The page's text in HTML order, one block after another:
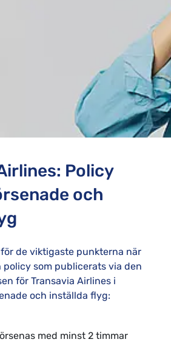
Policy
och
de viktigaste punkterna när
som publicerats via den
för Transavia Airlines i
och inställda flyg:
med minst 2 timmar